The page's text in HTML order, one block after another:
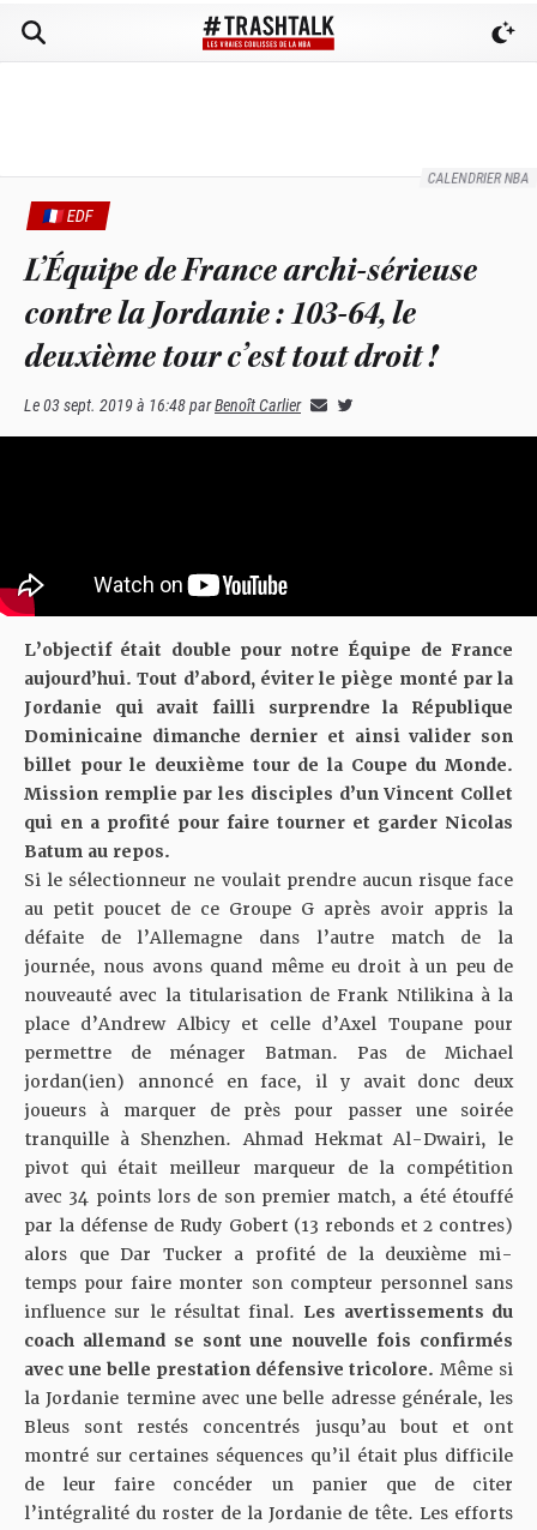
CALENDRIER NBA
🇫🇷 EDF
L’Équipe de France archi-sérieuse
contre la Jordanie : 103-64, le
deuxième tour c’est tout droit !
Le03 sept. 2019 à 16:48parBenoît Carlier
L’objectif était double pour notre Équipe de France
aujourd’hui. Tout d’abord, éviter le piège monté par la
Jordanie qui avait failli surprendre la République
Dominicaine dimanche dernier et ainsi valider son
billet pour le deuxième tour de la Coupe du Monde.
Mission remplie par les disciples d’un Vincent Collet
qui en a profité pour faire tourner et garder Nicolas
Batum au repos.
Si le sélectionneur ne voulait prendre aucun risque face
au petit poucet de ce Groupe G après avoir appris la
défaite de l’Allemagne dans l’autre match de la
journée, nous avons quand même eu droit à un peu de
nouveauté avec la titularisation de Frank Ntilikina à la
place d’Andrew Albicy et celle d’Axel Toupane pour
permettre de ménager Batman. Pas de Michael
jordan(ien) annoncé en face, il y avait donc deux
joueurs à marquer de près pour passer une soirée
tranquille à Shenzhen. Ahmad Hekmat Al-Dwairi, le
pivot qui était meilleur marqueur de la compétition
avec 34 points lors de son premier match, a été étouffé
par la défense de Rudy Gobert (13 rebonds et 2 contres)
alors que Dar Tucker a profité de la deuxième mi-
temps pour faire monter son compteur personnel sans
influence sur le résultat final. Les avertissements du
coach allemandse sont une nouvelle fois confirmés
avec une belle prestation défensive tricolore. Même si
la Jordanie termine avec une belle adresse générale, les
Bleus sont restés concentrés jusqu’au bout et ont
montré sur certaines séquences qu’il était plus difficile
de leur faire concéder un panier que de citer
l’intégralité du roster de la Jordanie de tête. Les efforts